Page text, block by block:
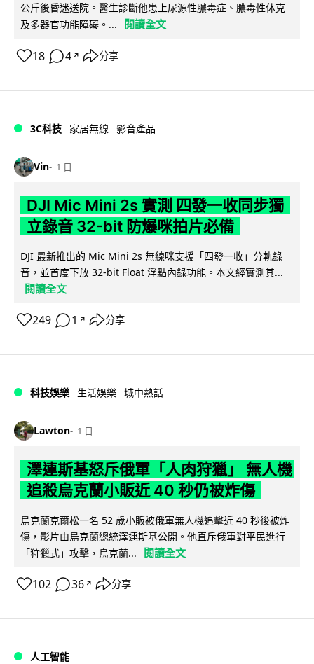
公斤後昏迷送院。醫生診斷他患上尿源性膿毒症、膿毒性休克
及多器官功能障礙。...
閱讀全文
18 4 ↗ 分享
3C科技 家居無線 影音產品
Vin 1 日
DJI Mic Mini 2s 實測 四發一收同步獨
立錄音 32-bit 防爆咪拍片必備
DJI 最新推出的 Mic Mini 2s 無線咪支援「四發一收」分軌錄
音，並首度下放 32-bit Float 浮點內錄功能。本文經實測其...
閱讀全文
249 1 ↗ 分享
科技娛樂 生活娛樂 城中熱話
Lawton 1 日
澤連斯基怒斥俄軍「人肉狩獵」 無人機
追殺烏克蘭小販近 40 秒仍被炸傷
烏克蘭克爾松一名 52 歲小販被俄軍無人機追擊近 40 秒後被炸
傷，影片由烏克蘭總統澤連斯基公開。他直斥俄軍對平民進行
「狩獵式」攻擊，烏克蘭...
閱讀全文
102 36 ↗ 分享
人工智能